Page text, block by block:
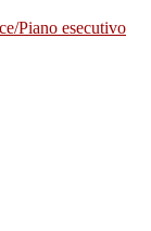
Piano esecutivo